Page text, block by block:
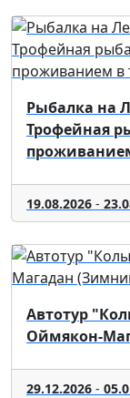
Рыбалка на
Трофейная
19.08.2026 -
Автотур
Оймякон-
29.12.2026 -